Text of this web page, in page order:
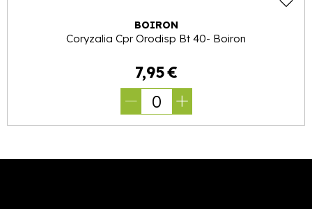
BOIRON
Coryzalia Cpr Orodisp Bt 40- Boiron
7,95€
0